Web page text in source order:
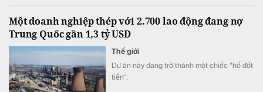
Một doanh nghiệp thép với 2.700 lao động đang nợ
Trung Quốc gần 1,3 tỷ USD
Thế giới
Dự án này đang trở thành một chiếc "hố đốt
tiền".